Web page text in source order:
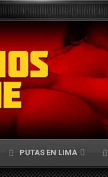
PUTAS EN LIMA